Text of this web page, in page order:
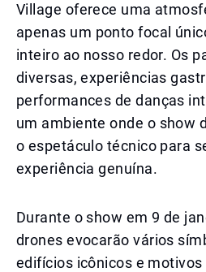
Village oferece uma
apenas um ponto focal
inteiro ao nosso redor. Os
diversas, experiências
performances de danças
um ambiente onde o show
o espetáculo técnico para
experiência genuína.
Durante o show em 9 de
drones evocarão vários
edifícios icônicos e